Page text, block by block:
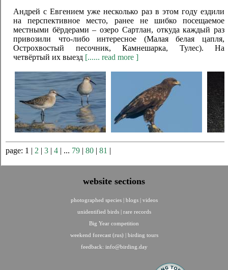
Андрей с Евгением уже несколько раз в этом году ездили
на перспективное место, ранее не шибко посещаемое
местными бёрдерами – озеро Сартлан, откуда каждый раз
привозили что-либо интересное (Малая белая цапля,
Острохвостый песочник, Камнешарка, Тулес). На
четвёртый их выезд [...... read more ]
page: 1 | 2 | 3 | 4 | ... 79 | 80 | 81 |
website sections
photographed species | blogs | videos
unidentified birds | rare records
Big Year competition
weekend forecast (rus) | birding tours
feedback: info@birding.day